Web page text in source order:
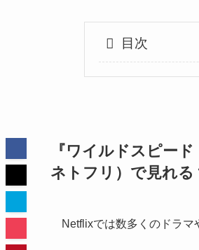
目次
『ワイルドスピー
ネトフリ）で見れる
Netflixでは数多くのドラマ